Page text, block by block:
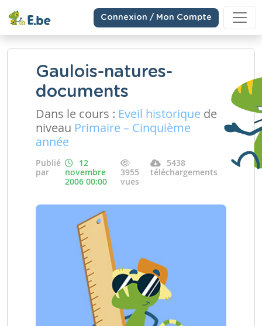
Connexion / Mon Compte
Gaulois-natures-
documents
Dans le cours : Eveil historique de
niveau Primaire – Cinquième
année
Publié
par
12
novembre
2006 00:00
3955
vues
5438
téléchargements